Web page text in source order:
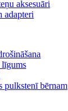
aksesuāri
adapteri
līgums
pulkstenī bērnam